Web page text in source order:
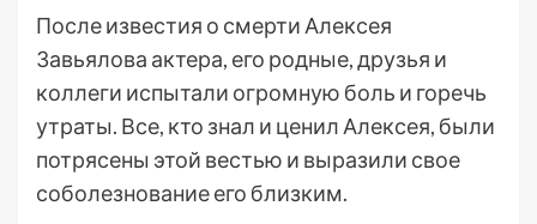
После известия о смерти Алексея
Завьялова актера, его родные, друзья и
коллеги испытали огромную боль и горечь
утраты. Все, кто знал и ценил Алексея, были
потрясены этой вестью и выразили свое
соболезнование его близким.